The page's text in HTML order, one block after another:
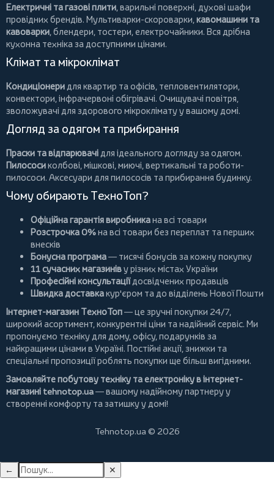
Електричні та газові плити, варильні поверхні, духові шафи
провідних брендів. Мультиварки-скороварки, кавомашини та
кавоварки, блендери, тостери, електрочайники. Вся дрібна
кухонна техніка за доступними цінами.
Клімат та мікроклімат
Кондиціонери для квартир та офісів, тепловентилятори,
конвектори, інфрачервоні обігрівачі. Очищувачі повітря,
зволожувачі для здорового мікроклімату у вашому домі.
Догляд за одягом та прибирання
Праски та відпарювачі для ідеального догляду за одягом.
Пилососиколбові, мішкові, миючі, вертикальні тароботи-
пилососи. Аксесуари для пилососів та прибирання будинку.
Чому обирають ТехноТоп?
Офіційна гарантія виробникана всі товари
Розстрочка 0%на всі товари без переплат та перших
внесків
Бонусна програма— тисячі бонусів за кожну покупку
11 сучасних магазиніву різних містах України
Професійні консультаціїдосвідчених продавців
Швидка доставкакур'єром та до відділень Нової Пошти
Інтернет-магазин ТехноТоп— це зручні покупки 24/7,
широкий асортимент, конкурентні ціни та надійний сервіс. Ми
пропонуємо техніку для дому, офісу, подарунків за
найкращими цінами в Україні. Постійні акції, знижки та
спеціальні пропозиції роблять покупки ще більш вигідними.
Замовляйте побутову техніку та електроніку в інтернет-
магазині tehnotop.ua— вашому надійному партнеру у
створенні комфорту та затишку у домі!
Tehnotop.ua © 2026
← ✕